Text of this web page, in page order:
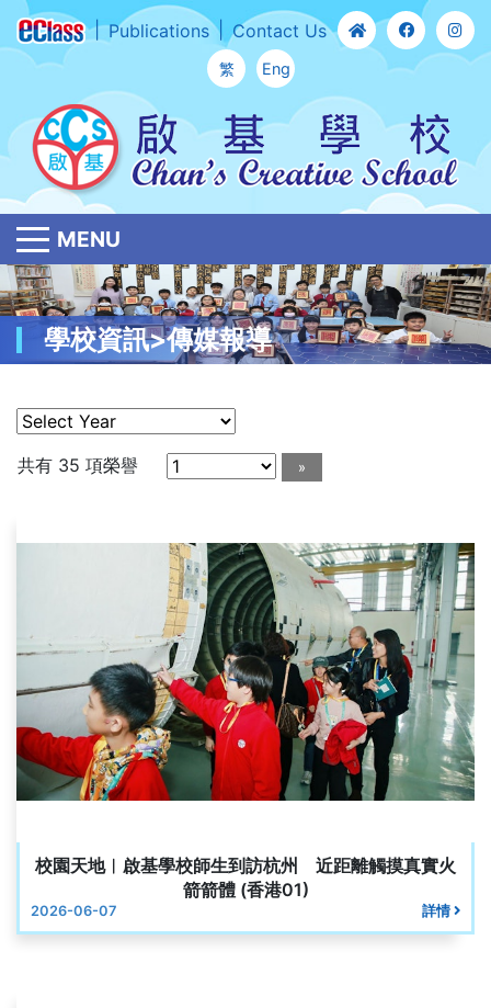
Publications Contact Us
繁 Eng
MENU
學校資訊>傳媒報導
共有 35 項榮譽 »
校園天地︱啟基學校師生到訪杭州 近距離觸摸真實火
箭箭體 (香港01)
2026-06-07 詳情